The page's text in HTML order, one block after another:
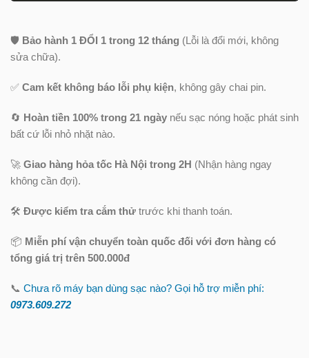
🛡️ Bảo hành 1 ĐỔI 1 trong 12 tháng (Lỗi là đổi mới, không
sửa chữa).
✅Cam kết không báo lỗi phụ kiện, không gây chai pin.
🔄 Hoàn tiền 100% trong 21 ngày nếu sạc nóng hoặc phát sinh
bất cứ lỗi nhỏ nhặt nào.
🚀Giao hàng hỏa tốc Hà Nội trong 2H (Nhận hàng ngay
không cần đợi).
🛠️Được kiểm tra cắm thử trước khi thanh toán.
📦 Miễn phí vận chuyển toàn quốc đối với đơn hàng có
tổng giá trị trên 500.000đ
📞Chưa rõ máy bạn dùng sạc nào? Gọi hỗ trợ miễn phí:
0973.609.272